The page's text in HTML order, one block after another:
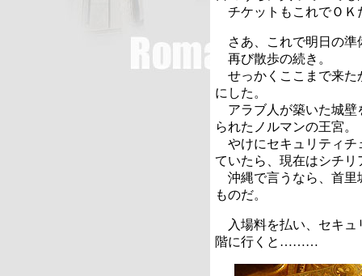
チケットもこれでＯＫ
さあ、これで明日の準
再び散歩の続き。
せっかくここまで来た
にした。
アラブ人が築いた城壁
られたノルマンの王宮。
やけにセキュリティチ
ていたら、現在はシチ
沖縄で言うなら、首里
ものだ。
入場料を払い、セキュ
階に行くと………